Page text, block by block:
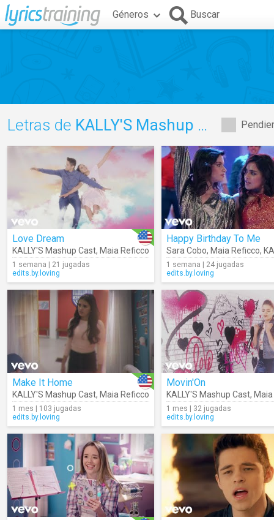
Géneros Buscar
Letras de KALLY'S Mashup Cast
Love Dream
KALLY'S Mashup Cast, Maia Reficco
1 semana | 21 jugadas
edits.by.loving
Happy Birthday To Me
Sara Cobo, Maia Reficco,
1 semana | 24 jugadas
edits.by.loving
Make It Home
KALLY'S Mashup Cast, Maia Reficco
1 mes | 103 jugadas
edits.by.loving
Movin'On
KALLY'S Mashup Cast,
1 mes | 32 jugadas
edits.by.loving